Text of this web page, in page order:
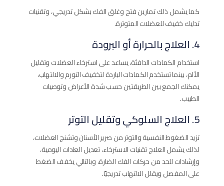
كما يشمل ذلك تمارين فتح وغلق الفك بشكل تدريجي، وتقنيات
تدليك خفيف للعضلات المتوترة.
4. العلاج بالحرارة أو البرودة
استخدام الكمادات الدافئة، يساعد على استرخاء العضلات وتقليل
الألم، بينما تستخدم الكمادات الباردة لتخفيف التورم والالتهاب،
يمكنك الجمع بين الطريقتين حسب شدة الأعراض وتوصيات
الطبيب.
5. العلاج السلوكي وتقليل التوتر
تزيد الضغوط النفسية والتوتر من صرير الأسنان وتشنج العضلات،
لذلك يشمل العلاج تقنيات الاسترخاء، تعديل العادات اليومية،
وإرشادات للحد من حركات الفك الضارة، وبالتالي يخفف الضغط
على المفصل ويقلل الالتهاب تدريجيًا.